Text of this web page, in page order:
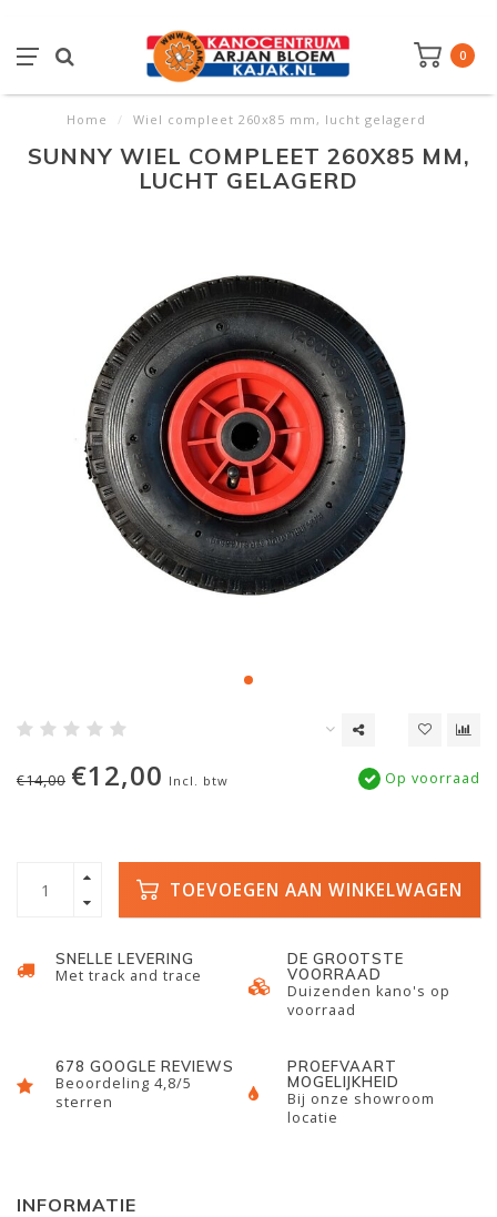
0
Home / Wiel compleet 260x85 mm, lucht gelagerd
SUNNY WIEL COMPLEET 260X85 MM,
LUCHT GELAGERD
€14,00 €12,00 Incl. btw Op voorraad
TOEVOEGEN AAN WINKELWAGEN
SNELLE LEVERING
Met track and trace
DE GROOTSTE
VOORRAAD
Duizenden kano's op
voorraad
678 GOOGLE REVIEWS
Beoordeling 4,8/5
sterren
PROEFVAART
MOGELIJKHEID
Bij onze showroom
locatie
INFORMATIE